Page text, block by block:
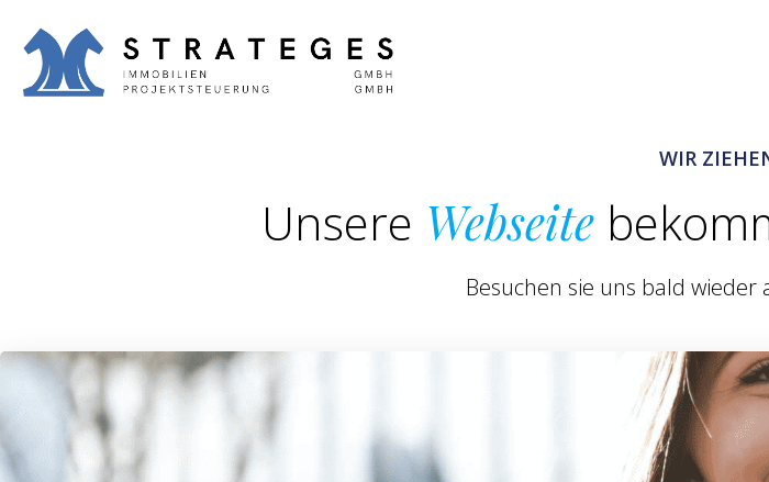
Inhalt
springen
WIR
Unsere Webseite
Besuchen sie uns bald wieder